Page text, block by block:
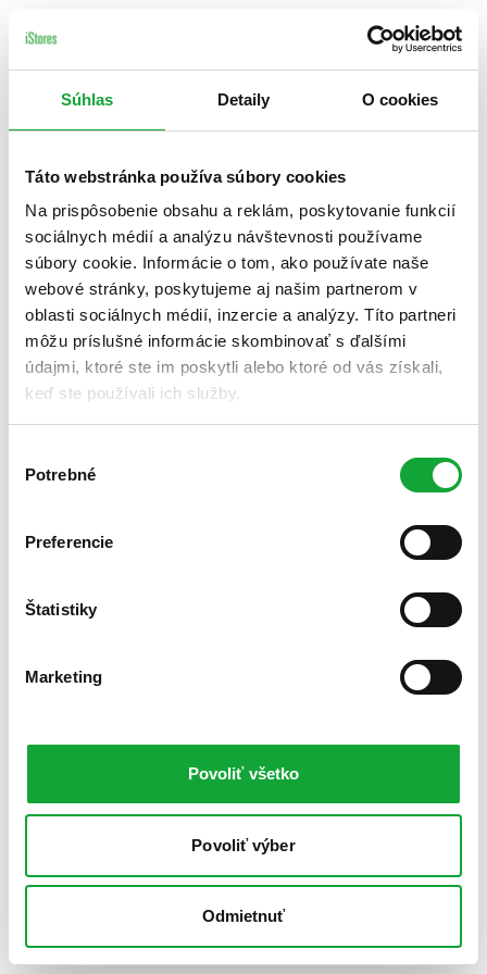
Súhlas Detaily O cookies
Táto webstránka používa súbory cookies
Na prispôsobenie obsahu a reklám, poskytovanie funkcií
sociálnych médií a analýzu návštevnosti používame
súbory cookie. Informácie o tom, ako používate naše
webové stránky, poskytujeme aj našim partnerom v
oblasti sociálnych médií, inzercie a analýzy. Títo partneri
môžu príslušné informácie skombinovať s ďalšími
údajmi, ktoré ste im poskytli alebo ktoré od vás získali,
keď ste používali ich služby.
súhlasu
Potrebné
Preferencie
Štatistiky
Marketing
Povoliť všetko
Povoliť výber
Odmietnuť